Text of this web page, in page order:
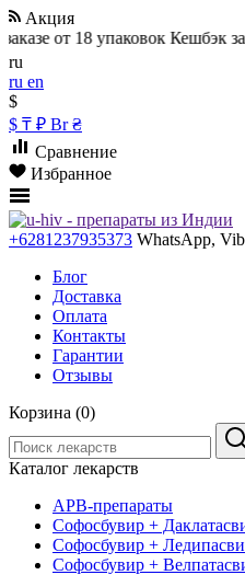
Акция
от 18 упаковок Кешбэк за
ru
ru en
$
$ ₸ ₽ Br ₴
Сравнение
Избранное
+6281237935373 WhatsApp,
Блог
Доставка
Оплата
Контакты
Гарантии
Отзывы
Корзина (0)
Каталог лекарств
АРВ-препараты
Софосбувир +
Софосбувир +
Софосбувир +